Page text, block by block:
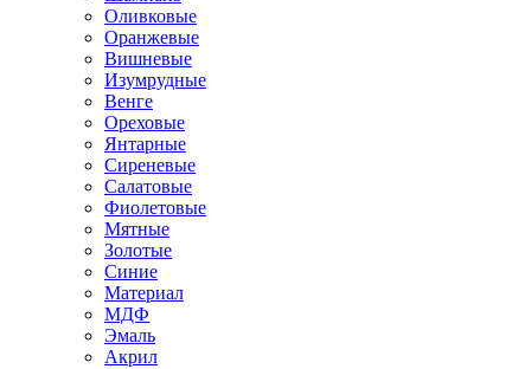
Оливковые
Оранжевые
Вишневые
Изумрудные
Венге
Ореховые
Янтарные
Сиреневые
Салатовые
Фиолетовые
Мятные
Золотые
Синие
Материал
МДФ
Эмаль
Акрил